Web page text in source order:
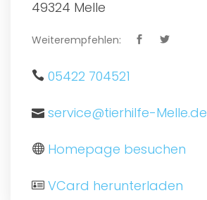
49324 Melle
Weiterempfehlen:
05422 704521
service@tierhilfe-Melle.de
Homepage besuchen
VCard herunterladen